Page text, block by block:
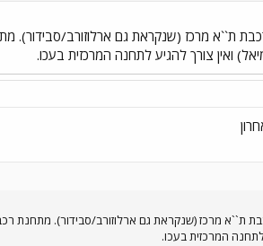
ואין צורך להגיע לתחנה המרכזית בעכו.
המרכזית בעכו.